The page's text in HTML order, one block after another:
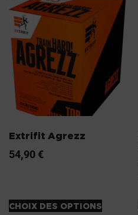
Extrifit Agrezz
54,90 €
CHOIX DES OPTIONS